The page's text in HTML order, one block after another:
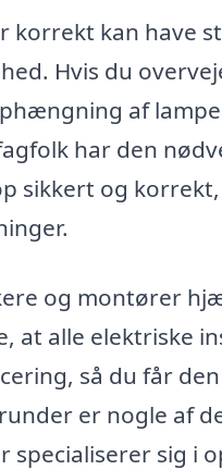
korrekt kan have
Hvis du
af
har den
sikkert og
og montører
at alle elektriske
så du får
er nogle af
specialiserer sig i